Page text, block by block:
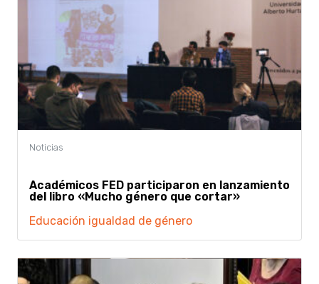
Académicos FED participaron en lanzamiento
del libro «Mucho género que cortar»
Educación igualdad de género